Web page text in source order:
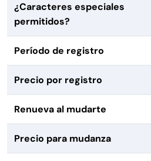
¿Caracteres especiales
permitidos?
Período de registro
Precio por registro
Renueva al mudarte
Precio para mudanza